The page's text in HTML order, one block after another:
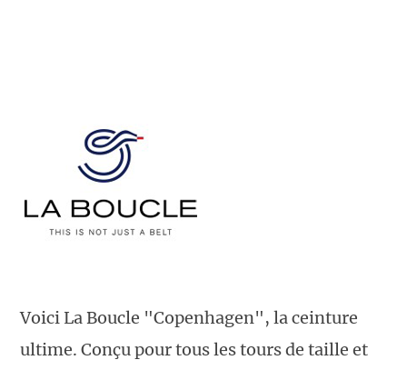
Voici La Boucle "Copenhagen", la ceinture
ultime. Conçu pour tous les tours de taille et